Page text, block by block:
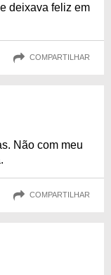
deixava feliz em
COMPARTILHAR
Não com meu
COMPARTILHAR